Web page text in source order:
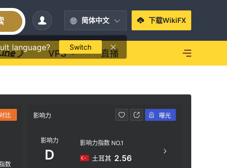
简体中文
language? Switch
下载WikiFX
VPS 直播
数
影响力
影响力
D
影响力指数 NO.1
土耳其 2.56
比 曝光